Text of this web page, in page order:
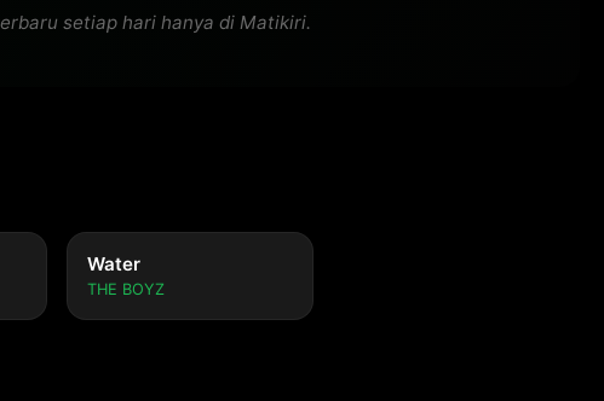
setiap hari hanya di Matikiri.
Water
THE BOYZ